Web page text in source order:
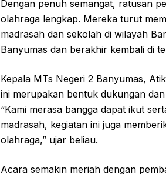
Dengan penuh semangat, ratusan
olahraga lengkap. Mereka turut
madrasah dan sekolah di wilayah
Banyumas dan berakhir kembali di
Kepala MTs Negeri 2 Banyumas,
ini merupakan bentuk dukungan
“Kami merasa bangga dapat ikut
madrasah, kegiatan ini juga
olahraga,” ujar beliau.
Acara semakin meriah dengan